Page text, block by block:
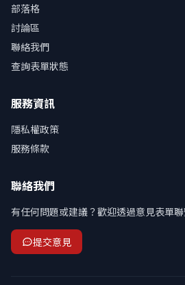
部落格
討論區
聯絡我們
查詢表單狀態
服務資訊
隱私權政策
服務條款
聯絡我們
有任何問題或建議？歡迎透過意見表單聯
提交意見